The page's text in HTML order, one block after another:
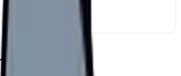
ほしい人